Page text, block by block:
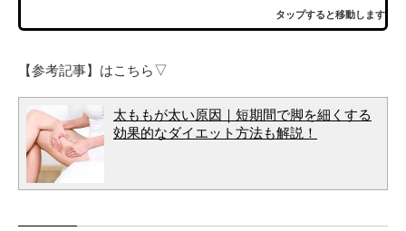
タップすると移動します
【参考記事】はこちら▽
太ももが太い原因｜短期間で脚を細くする
効果的なダイエット方法も解説！